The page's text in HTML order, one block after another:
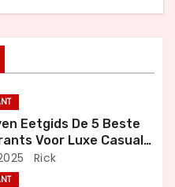
Eetgids De 5 Beste
Voor Luxe Casual
Momenten
Rick